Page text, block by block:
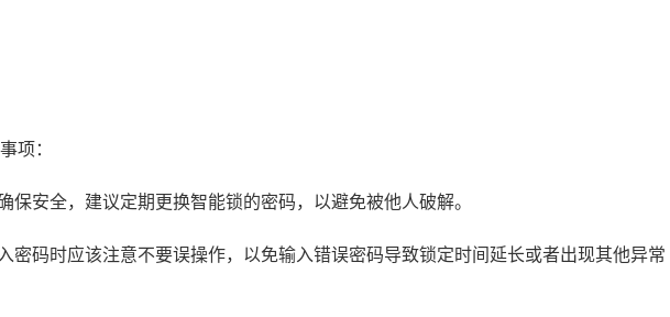
项：
安全，建议定期更换智能锁的密码，以避免被他人破解。
码时应该注意不要误操作，以免输入错误密码导致锁定时间延长或者出现其他异常